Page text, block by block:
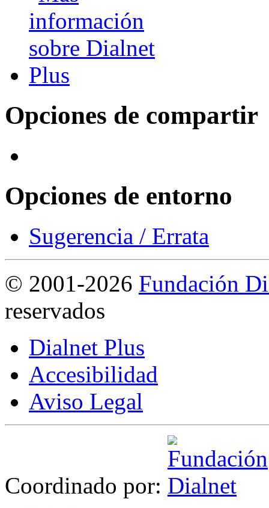
Opciones de compartir
Opciones de entorno
Sugerencia / Errata
© 2001-2026 Fundación
reservados
Dialnet Plus
Accesibilidad
Aviso Legal
Coordinado por: